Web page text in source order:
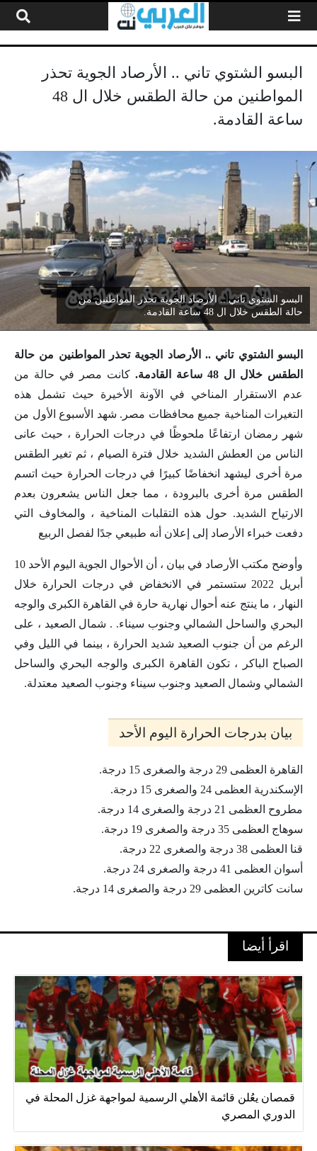
البسو الشتوي تاني .. الأرصاد الجوية تحذر
المواطنين من حالة الطقس خلال ال 48
ساعة القادمة.
البسو الشتوي تاني .. الأرصاد الجوية تحذر المواطنين من
حالة الطقس خلال ال 48 ساعة القادمة.
البسو الشتوي تاني .. الأرصاد الجوية تحذر المواطنين من حالة
الطقس خلال ال 48 ساعة القادمة.
كانت مصر في حالة من
عدم الاستقرار المناخي في الآونة الأخيرة حيث تشمل هذه
التغيرات المناخية جميع محافظات مصر. شهد الأسبوع الأول من
شهر رمضان ارتفاعًا ملحوظًا في درجات الحرارة ، حيث عانى
الناس من العطش الشديد خلال فترة الصيام ، ثم تغير الطقس
مرة أخرى ليشهد انخفاضًا كبيرًا في درجات الحرارة حيث اتسم
الطقس مرة أخرى بالبرودة ، مما جعل الناس يشعرون بعدم
الارتياح الشديد. حول هذه التقلبات المناخية ، والمخاوف التي
دفعت خبراء الأرصاد إلى إعلان أنه طبيعي جدًا لفصل الربيع
وأوضح مكتب الأرصاد في بيان ، أن الأحوال الجوية اليوم الأحد 10
أبريل 2022 ستستمر في الانخفاض في درجات الحرارة خلال
النهار ، ما ينتج عنه أحوال نهارية حارة في القاهرة الكبرى والوجه
البحري والساحل الشمالي وجنوب سيناء. . شمال الصعيد ، على
الرغم من أن جنوب الصعيد شديد الحرارة ، بينما في الليل وفي
الصباح الباكر ، تكون القاهرة الكبرى والوجه البحري والساحل
الشمالي وشمال الصعيد وجنوب سيناء وجنوب الصعيد معتدلة.
بيان بدرجات الحرارة اليوم الأحد
القاهرة العظمى 29 درجة والصغرى 15 درجة.
الإسكندرية العظمى 24 والصغرى 15 درجة.
مطروح العظمى 21 درجة والصغرى 14 درجة.
سوهاج العظمى 35 درجة والصغرى 19 درجة.
قنا العظمى 38 درجة والصغرى 22 درجة.
أسوان العظمى 41 درجة والصغرى 24 درجة.
سانت كاترين العظمى 29 درجة والصغرى 14 درجة.
اقرأ أيضا
قمصان يعُلن قائمة الأهلي الرسمية لمواجهة غزل المحلة في
الدوري المصري